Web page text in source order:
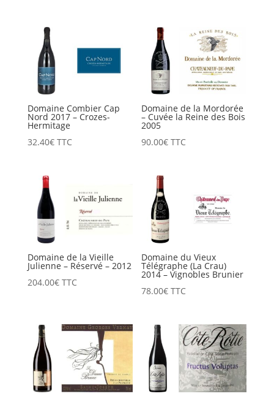
Domaine Combier Cap
Nord 2017 – Crozes-
Hermitage
32.40€ TTC
Domaine de la Mordorée
– Cuvée la Reine des Bois
2005
90.00€ TTC
Domaine de la Vieille
Julienne – Réservé – 2012
204.00€ TTC
Domaine du Vieux
Télégraphe (La Crau)
2014 – Vignobles Brunier
78.00€ TTC